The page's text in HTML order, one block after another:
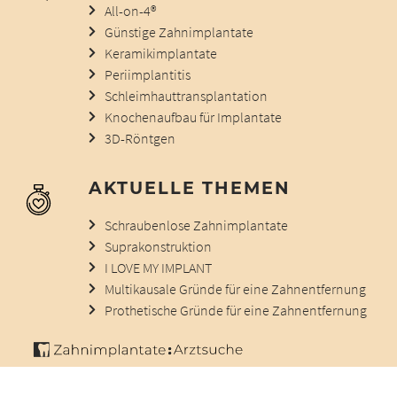
All-on-4®
Günstige Zahnimplantate
Keramikimplantate
Periimplantitis
Schleimhauttransplantation
Knochenaufbau für Implantate
3D-Röntgen
AKTUELLE THEMEN
Schraubenlose Zahnimplantate
Suprakonstruktion
I LOVE MY IMPLANT
Multikausale Gründe für eine Zahnentfernung
Prothetische Gründe für eine Zahnentfernung